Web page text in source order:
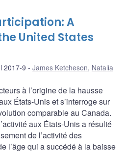
A
United States
2017-9 James Ketcheson, Natalia
à l’origine de la hausse
États-Unis et s’interroge sur
comparable au Canada.
aux États-Unis a résulté
de l’activité des
l’âge qui a succédé à la baisse